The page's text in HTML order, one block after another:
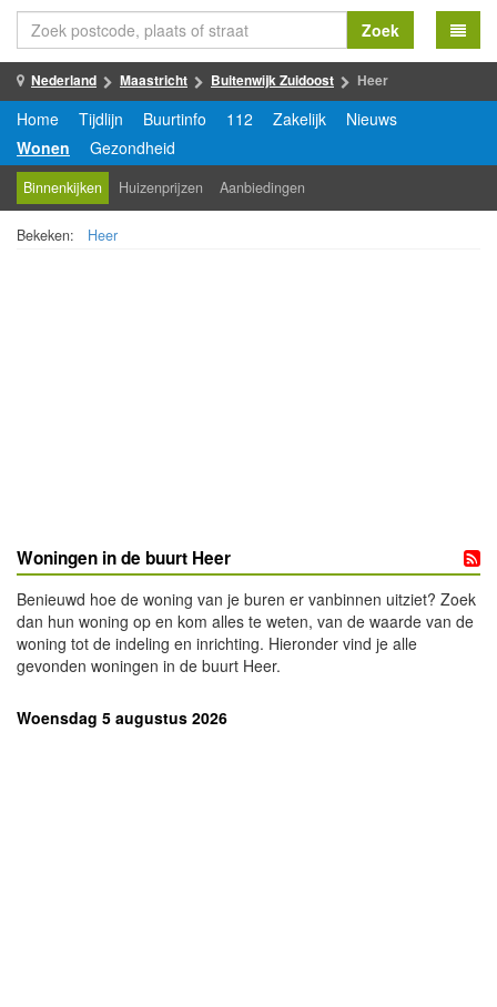
Zoek
Nederland Maastricht Buitenwijk Zuidoost Heer
Home Tijdlijn Buurtinfo 112 Zakelijk
Nieuws
Wonen
Gezondheid
Binnenkijken Huizenprijzen Aanbiedingen
Bekeken: Heer
Woningen in de buurt Heer
Benieuwd hoe de woning van je buren er vanbinnen uitziet? Zoek
dan hun woning op en kom alles te weten, van de waarde van de
woning tot de indeling en inrichting. Hieronder vind je alle
gevonden woningen in de buurt Heer.
Woensdag 5 augustus 2026